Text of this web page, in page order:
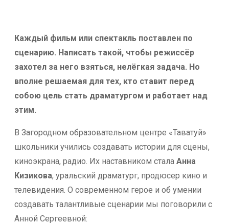
Каждый фильм или спектакль поставлен по
сценарию. Написать такой, чтобы режиссёр
захотел за него взяться, нелёгкая задача. Но
вполне решаемая для тех, кто ставит перед
собою цель стать драматургом и работает над
этим.
В Загородном образовательном центре «Таватуй»
школьники учились создавать истории для сцены,
киноэкрана, радио. Их наставником стала Анна
Кизикова, уральский драматург, продюсер кино и
телевидения. О современном герое и об умении
создавать талантливые сценарии мы поговорили с
Анной Сергеевной: